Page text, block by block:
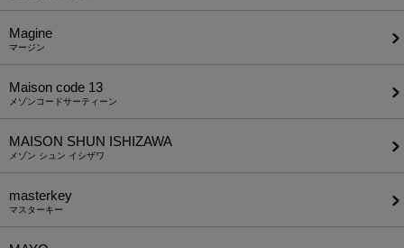
Magine
マージン
Maison code 13
メゾンコードサーティーン
MAISON SHUN ISHIZAWA
メゾン シュン イシザワ
masterkey
マスターキー